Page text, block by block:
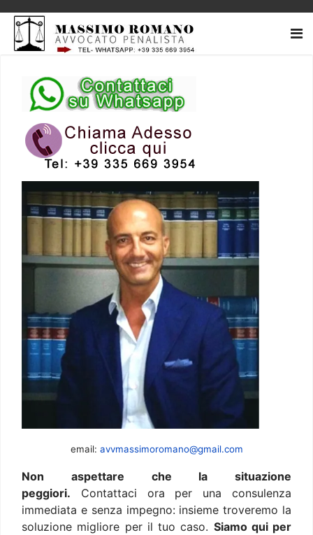
email: avvmassimoromano@gmail.com
Non aspettare che la situazione
peggiori. Contattaci ora per una consulenza
immediata e senza impegno: insieme troveremo la
soluzione migliore per il tuo caso. Siamo qui per